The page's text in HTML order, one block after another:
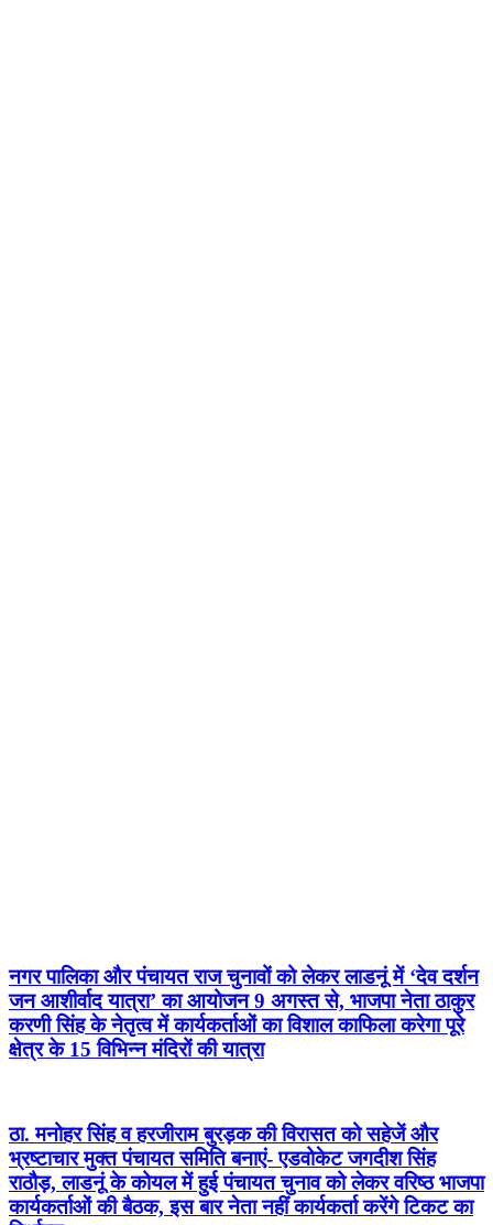
नगर पालिका और पंचायत राज चुनावों को लेकर लाडनूं में ‘देव दर्शन
जन आशीर्वाद यात्रा’ का आयोजन 9 अगस्त से, भाजपा नेता ठाकुर
करणी सिंह के नेतृत्व में कार्यकर्ताओं का विशाल काफिला करेगा पूरे
क्षेत्र के 15 विभिन्न मंदिरों की यात्रा
ठा. मनोहर सिंह व हरजीराम बुरड़क की विरासत को सहेजें और
भ्रष्टाचार मुक्त पंचायत समिति बनाएं- एडवोकेट जगदीश सिंह
राठौड़, लाडनूं के कोयल में हुई पंचायत चुनाव को लेकर वरिष्ठ भाजपा
कार्यकर्ताओं की बैठक, इस बार नेता नहीं कार्यकर्ता करेंगे टिकट का